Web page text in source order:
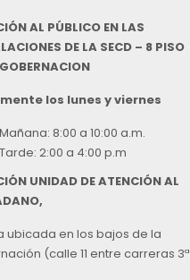
AL PÚBLICO EN LAS
DE LA SECD – 8 PISO
los lunes y viernes
Mañana: 8:00 a 10:00 a.m.
Tarde: 2:00 a 4:00 p.m
UNIDAD DE ATENCIÓN AL
ubicada en los bajos de la
(calle 11 entre carreras 3ª